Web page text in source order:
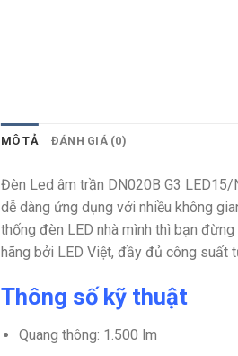
MÔ TẢ ĐÁNH GIÁ (0)
Đèn Led âm trần DN020B G3
dễ dàng ứng dụng với nhiều không
thống đèn LED nhà mình thì bạn
hãng bởi LED Việt, đầy đủ công suất
Thông số kỹ thuật
Quang thông: 1.500 lm